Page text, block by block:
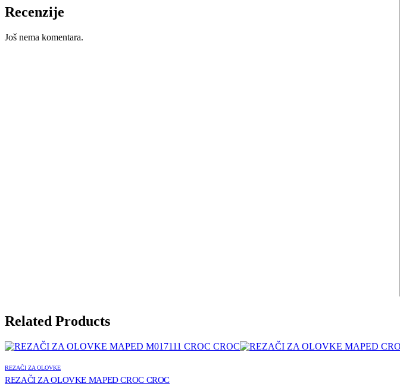
Recenzije
Još nema komentara.
Related Products
REZAČI ZA OLOVKE
REZAČI ZA OLOVKE MAPED CROC CROC